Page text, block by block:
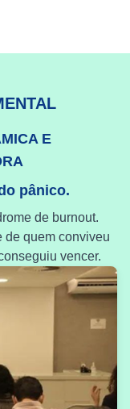
E
pânico.
de burnout.
de quem conviveu
vencer.